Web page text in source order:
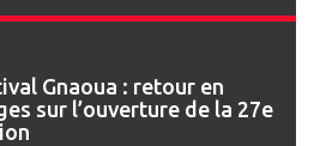
Gnaoua : retour en
sur l’ouverture de la 27e